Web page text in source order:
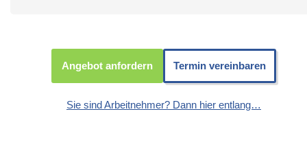
Angebot anfordern Termin vereinbaren
Sie sind Arbeitnehmer? Dann hier entlang…